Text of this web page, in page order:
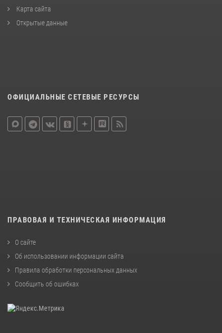
Карта сайта
Открытые данные
ОФИЦИАЛЬНЫЕ СЕТЕВЫЕ РЕСУРСЫ
ПРАВОВАЯ И ТЕХНИЧЕСКАЯ ИНФОРМАЦИЯ
О сайте
Об использовании информации сайта
Правила обработки персональных данных
Сообщить об ошибках